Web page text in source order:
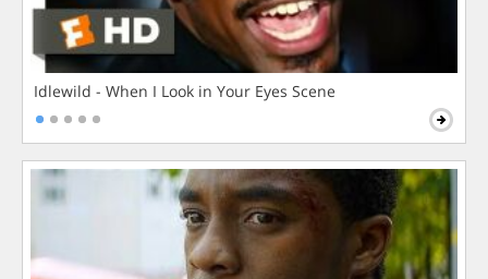
Idlewild - When I Look in Your Eyes Scene